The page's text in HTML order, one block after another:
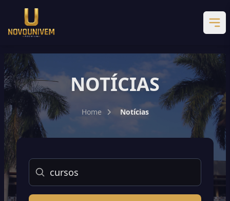
NOTÍCIAS
Home Notícias
Buscar